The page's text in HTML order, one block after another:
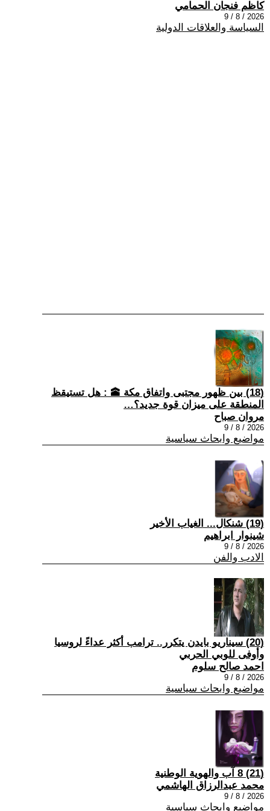
كاظم فنجان الحمامي
2026 / 8 / 9
السياسة والعلاقات الدولية
(18) بين ظهور مجتبى واتفاق مكة 🕋 : هل تستيقظ
المنطقة على ميزان قوة جديد؟…
مروان صباح
2026 / 8 / 9
مواضيع وابحاث سياسية
(19) شنكال... الغياب الأخير
شينوار ابراهيم
2026 / 8 / 9
الادب والفن
(20) سيناريو بايدن يتكرر.. ترامب أكثر عداءً لروسيا
وأوفى للوبي الحربي
احمد صالح سلوم
2026 / 8 / 9
مواضيع وابحاث سياسية
(21) 8 آب والهوية الوطنية
محمد عبدالرزاق الهاشمي
2026 / 8 / 9
مواضيع وابحاث سياسية